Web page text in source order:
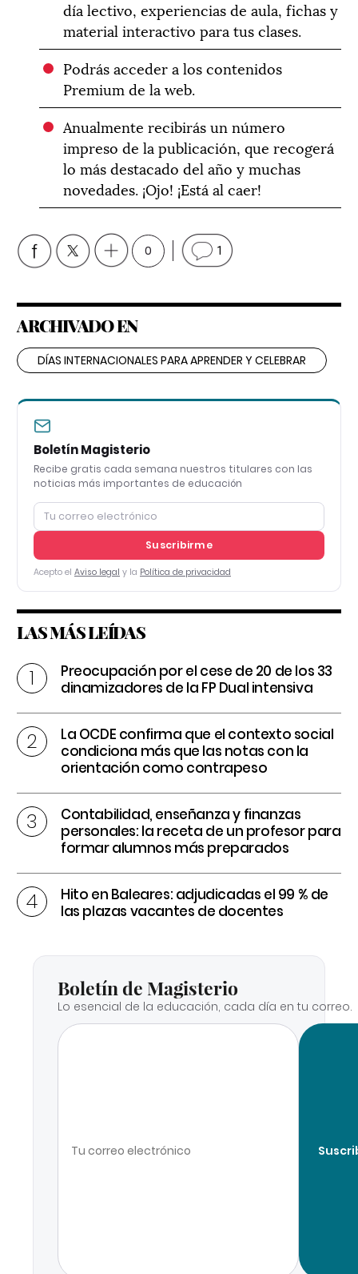
día lectivo, experiencias de aula, fichas y
material interactivo para tus clases.
Podrás acceder a los contenidos
Premium de la web.
Anualmente recibirás un número
impreso de la publicación, que recogerá
lo más destacado del año y muchas
novedades. ¡Ojo! ¡Está al caer!
0 1
ARCHIVADO EN
DÍAS INTERNACIONALES PARA APRENDER Y CELEBRAR
Boletín Magisterio
Recibe gratis cada semana nuestros titulares con las
noticias más importantes de educación
Suscribirme
Acepto el Aviso legal y la Política de privacidad
LAS MÁS LEÍDAS
Preocupación por el cese de 20 de los 33
dinamizadores de la FP Dual intensiva
La OCDE confirma que el contexto social
condiciona más que las notas con la
orientación como contrapeso
Contabilidad, enseñanza y finanzas
personales: la receta de un profesor para
formar alumnos más preparados
Hito en Baleares: adjudicadas el 99 % de
las plazas vacantes de docentes
Boletín de Magisterio
Lo esencial de la educación, cada día en tu correo.